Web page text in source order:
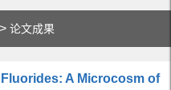
论文成果
A Microcosm of